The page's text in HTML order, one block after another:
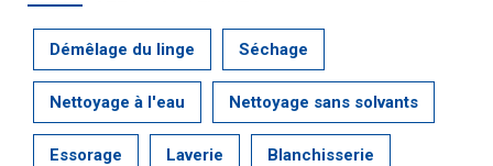
Démêlage du linge Séchage
Nettoyage à l'eau Nettoyage sans solvants
Essorage Laverie Blanchisserie